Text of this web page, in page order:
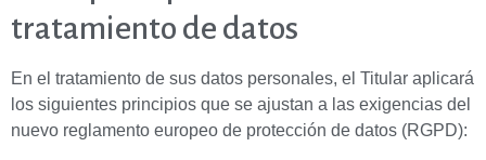
tratamiento de datos
En el tratamiento de sus datos personales, el Titular aplicará
los siguientes principios que se ajustan a las exigencias del
nuevo reglamento europeo de protección de datos (RGPD):